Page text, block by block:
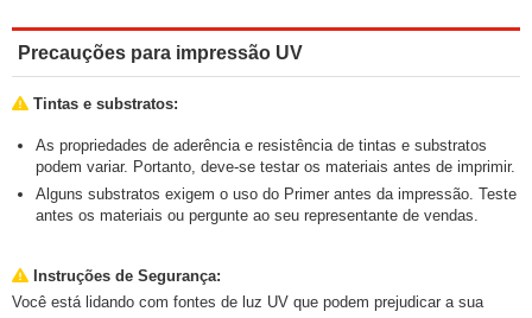
Precauções para impressão UV
Tintas e substratos:
As propriedades de aderência e resistência de tintas e substratos
podem variar. Portanto, deve-se testar os materiais antes de imprimir.
Alguns substratos exigem o uso do Primer antes da impressão. Teste
antes os materiais ou pergunte ao seu representante de vendas.
Instruções de Segurança:
Você está lidando com fontes de luz UV que podem prejudicar a sua